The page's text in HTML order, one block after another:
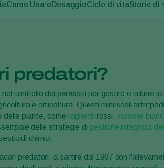
Come UsareDosaggioCiclo di vitaStorie di
predatori?
controllo dei parassiti per gestire e ridurre le
e orticoltura. Questi minuscoli
delle piante, come ragnetti rossi, mosche
delle strategie di gestione integrata
chimici.
predatori, a partire dal 1967 con